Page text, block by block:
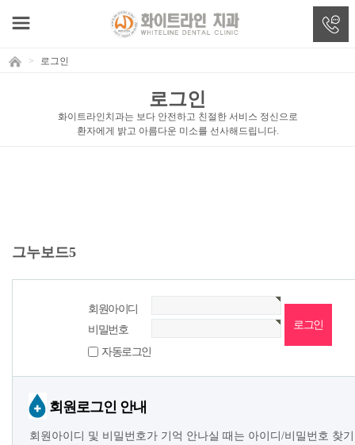
> 로그인
로그인
화이트라인치과는 보다 안전하고 친절한 서비스 정신으로
환자에게 밝고 아름다운 미소를 선사해드립니다.
그누보드5
회원아이디
비밀번호
자동로그인
회원로그인 안내
회원아이디 및 비밀번호가 기억 안나실 때는 아이디/비밀번호 찾